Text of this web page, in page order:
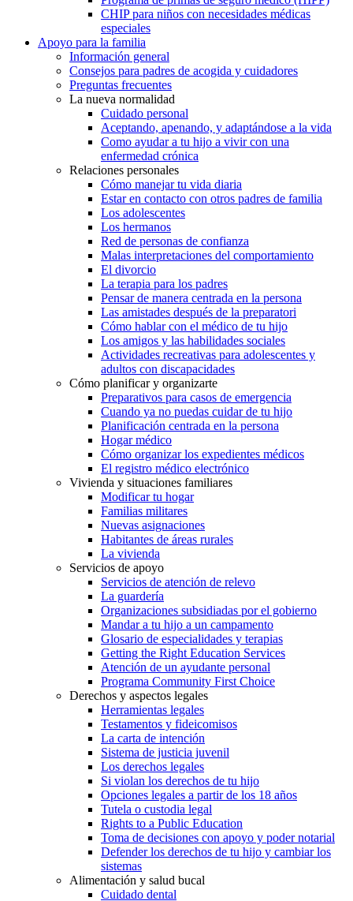
CHIP para niños con necesidades médicas
especiales
Apoyo para la familia
Información general
Consejos para padres de acogida y cuidadores
Preguntas frecuentes
La nueva normalidad
Cuidado personal
Aceptando, apenando, y adaptándose a la vida
Como ayudar a tu hijo a vivir con una
enfermedad crónica
Relaciones personales
Cómo manejar tu vida diaria
Estar en contacto con otros padres de familia
Los adolescentes
Los hermanos
Red de personas de confianza
Malas interpretaciones del comportamiento
El divorcio
La terapia para los padres
Pensar de manera centrada en la persona
Las amistades después de la preparatori
Cómo hablar con el médico de tu hijo
Los amigos y las habilidades sociales
Actividades recreativas para adolescentes y
adultos con discapacidades
Cómo planificar y organizarte
Preparativos para casos de emergencia
Cuando ya no puedas cuidar de tu hijo
Planificación centrada en la persona
Hogar médico
Cómo organizar los expedientes médicos
El registro médico electrónico
Vivienda y situaciones familiares
Modificar tu hogar
Familias militares
Nuevas asignaciones
Habitantes de áreas rurales
La vivienda
Servicios de apoyo
Servicios de atención de relevo
La guardería
Organizaciones subsidiadas por el gobierno
Mandar a tu hijo a un campamento
Glosario de especialidades y terapias
Getting the Right Education Services
Atención de un ayudante personal
Programa Community First Choice
Derechos y aspectos legales
Herramientas legales
Testamentos y fideicomisos
La carta de intención
Sistema de justicia juvenil
Los derechos legales
Si violan los derechos de tu hijo
Opciones legales a partir de los 18 años
Tutela o custodia legal
Rights to a Public Education
Toma de decisiones con apoyo y poder notarial
Defender los derechos de tu hijo y cambiar los
sistemas
Alimentación y salud bucal
Cuidado dental